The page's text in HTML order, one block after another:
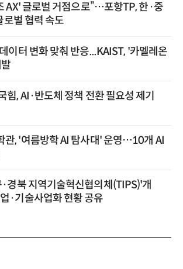
AX' 글로벌 거점으로”…포항TP, 한·중
로벌 협력 속도
이터 변화 맞춰 반응...KAIST, '카멜레온
힘, AI·반도체 정책 전환 필요성 제기
관, '여름방학 AI 탐사대' 운영…10개 AI
경북 지역기술혁신협의체(TIPS)'개
·기술사업화 현황 공유